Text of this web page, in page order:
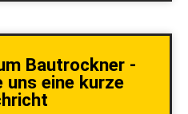
Bautrockner -
uns eine kurze